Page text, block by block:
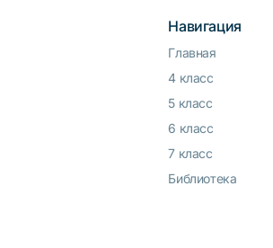
Навигация
Главная
4 класс
5 класс
6 класс
7 класс
Библиотека